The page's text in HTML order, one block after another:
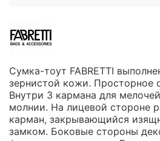
Сумка-тоут FABRETTI
зернистой кожи. Просторное
Внутри 3 кармана для
молнии. На лицевой стороне
карман, закрывающийся
замком. Боковые стороны